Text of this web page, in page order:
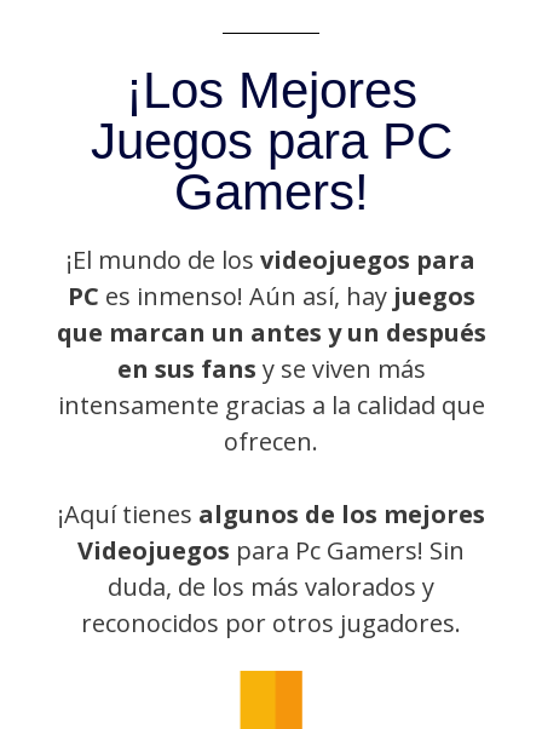
¡Los Mejores
Juegos para PC
Gamers!
¡El mundo de los videojuegos para
PC es inmenso! Aún así, hayjuegos
que marcan un antes y un después
en sus fans y se viven más
intensamente gracias a la calidad que
ofrecen.
¡Aquí tienes algunos de los mejores
Videojuegos para Pc Gamers! Sin
duda, de los más valorados y
reconocidos por otros jugadores.